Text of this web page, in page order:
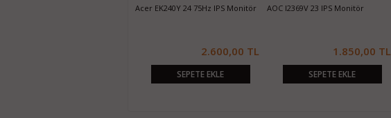
Acer EK240Y 24 75Hz IPS Monitör
2.600,00 TL
SEPETE EKLE
AOC I2369V 23 IPS Monitör
1.850,00 TL
SEPETE EKLE